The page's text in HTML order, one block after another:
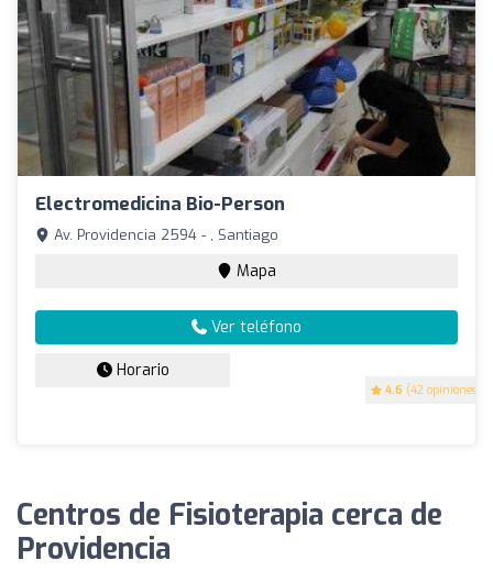
Electromedicina Bio-Person
4.6 (42 opiniones)
Av. Providencia 2594 - , Santiago
Mapa
Ver teléfono
Horario
Centros de Fisioterapia cerca de
Providencia